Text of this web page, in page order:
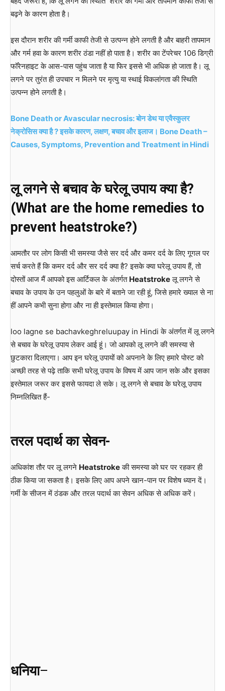
बढ़ने के कारण होता है।
इस दौरान शरीर की गर्मी काफी तेजी से उत्पन्न होने लगती है और बाहरी तापमान
और गर्म हवा के कारण शरीर ठंडा नहीं हो पाता है। शरीर का टेंपरेचर 106 डिग्री
फॉरेनहाइट के आस-पास पहुंच जाता है या फिर इससे भी अधिक हो जाता है। लू
लगने पर तुरंत ही उपचार न मिलने पर मृत्यु या स्थाई विकलांगता की स्थिति
उत्पन्न होने लगती है।
Bone Death or Avascular necrosis: बोन डेथ या एवैस्कुलर
नेक्रोसिस क्या है ? इसके कारण, लक्षण, बचाव और इलाज। Bone Death –
Causes, Symptoms, Prevention and Treatment in Hindi
लू लगने से बचाव के घरेलू उपाय क्या है?
(What are the home remedies to
prevent heatstroke?)
आमतौर पर लोग किसी भी समस्या जैसे सर दर्द और कमर दर्द के लिए गूगल पर
सर्च करते हैं कि कमर दर्द और सर दर्द क्या है? इसके क्या घरेलू उपाय हैं, तो
दोस्तों आज मैं आपको इस आर्टिकल के अंतर्गत Heatstrokeलू लगने से
बचाव के उपाय के उन पहलुओं के बारे में बताने जा रही हूं, जिसे हमारे ख्याल से ना
हीं आपने कभी सुना होगा और ना ही इस्तेमाल किया होगा।
loo lagne se bachavkeghreluupay in Hindi के अंतर्गत में लू लगने
से बचाव के घरेलू उपाय लेकर आई हूं। जो आपको लू लगने की समस्या से
छुटकारा दिलाएगा। आप इन घरेलू उपायों को अपनाने के लिए हमारे पोस्ट को
अच्छी तरह से पढ़े ताकि सभी घरेलू उपाय के विषय में आप जान सके और इसका
इस्तेमाल जरूर कर इससे फायदा ले सके। लू लगने से बचाव के घरेलू उपाय
निम्नलिखित हैं-
तरल पदार्थ का सेवन-
अधिकांश तौर पर लू लगने Heatstrokeकी समस्या को घर पर रहकर ही
ठीक किया जा सकता है। इसके लिए आप अपने खान-पान पर विशेष ध्यान दें।
गर्मी के सीजन में ठंडक और तरल पदार्थ का सेवन अधिक से अधिक करें।
धनिया–